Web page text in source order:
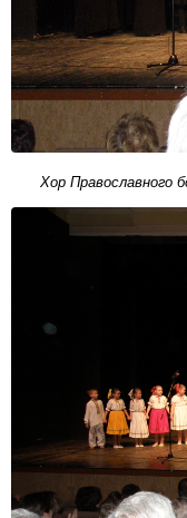
Хор Православного